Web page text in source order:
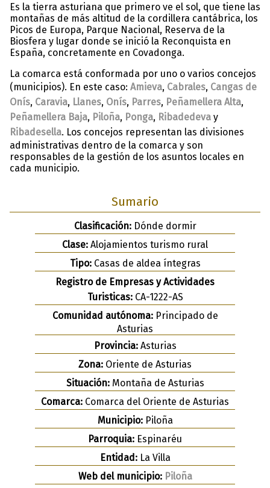
Es la tierra asturiana que primero ve el sol, que tiene las
montañas de más altitud de la cordillera cantábrica, los
Picos de Europa, Parque Nacional, Reserva de la
Biosfera y lugar donde se inició la Reconquista en
España, concretamente en Covadonga.
La comarca está conformada por uno o varios concejos
(municipios). En este caso: Amieva, Cabrales, Cangas de
Onís, Caravia, Llanes, Onís, Parres, Peñamellera Alta,
Peñamellera Baja, Piloña, Ponga, Ribadedeva y
Ribadesella. Los concejos representan las divisiones
administrativas dentro de la comarca y son
responsables de la gestión de los asuntos locales en
cada municipio.
Sumario
Clasificación:Dónde dormir
Clase: Alojamientos turismo rural
Tipo:Casas de aldea íntegras
Registro de Empresas y Actividades
Turisticas:CA-1222-AS
Comunidad autónoma:Principado de
Asturias
Provincia:Asturias
Zona: Oriente de Asturias
Situación:Montaña de Asturias
Comarca: Comarca del Oriente de Asturias
Municipio:Piloña
Parroquia: Espinaréu
Entidad:La Villa
Web del municipio: Piloña